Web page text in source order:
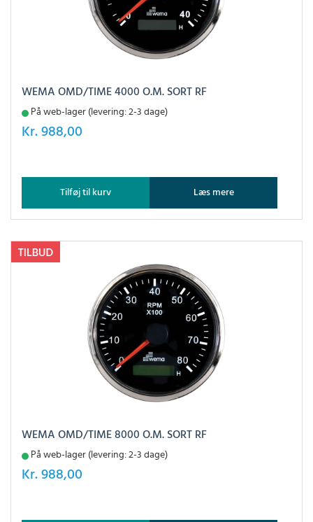
WEMA OMD/TIME 4000 O.M. SORT RF
På web-lager (levering: 2-3 dage)
Kr.988,00
Tilføj til kurv Læs mere
WEMA OMD/TIME 8000 O.M. SORT RF
På web-lager (levering: 2-3 dage)
Kr.988,00